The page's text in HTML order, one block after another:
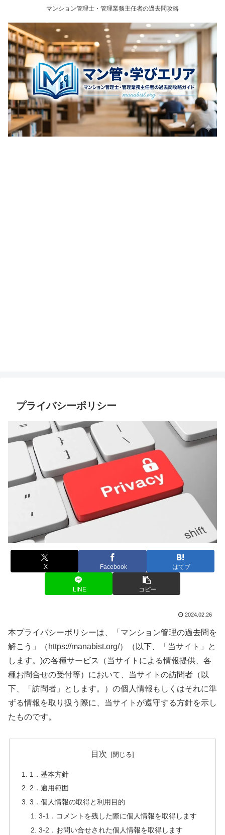
マンション管理士・管理業務主任者の過去問攻略
プライバシーポリシー
X Facebook はてブ
LINE コピー
2024.02.26
本プライバシーポリシーは、「マンション管理の過去問を
解こう」（https://manabist.org/）（以下、「当サイト」と
します。)の各種サービス（当サイトによる情報提供、各
種お問合せの受付等）において、当サイトの訪問者（以
下、「訪問者」とします。）の個人情報もしくはそれに準
ずる情報を取り扱う際に、当サイトが遵守する方針を示し
たものです。
目次
1．基本方針
2．適用範囲
3．個人情報の取得と利用目的
3-1．コメントを残した際に個人情報を取得します
3-2．お問い合せされた個人情報を取得します